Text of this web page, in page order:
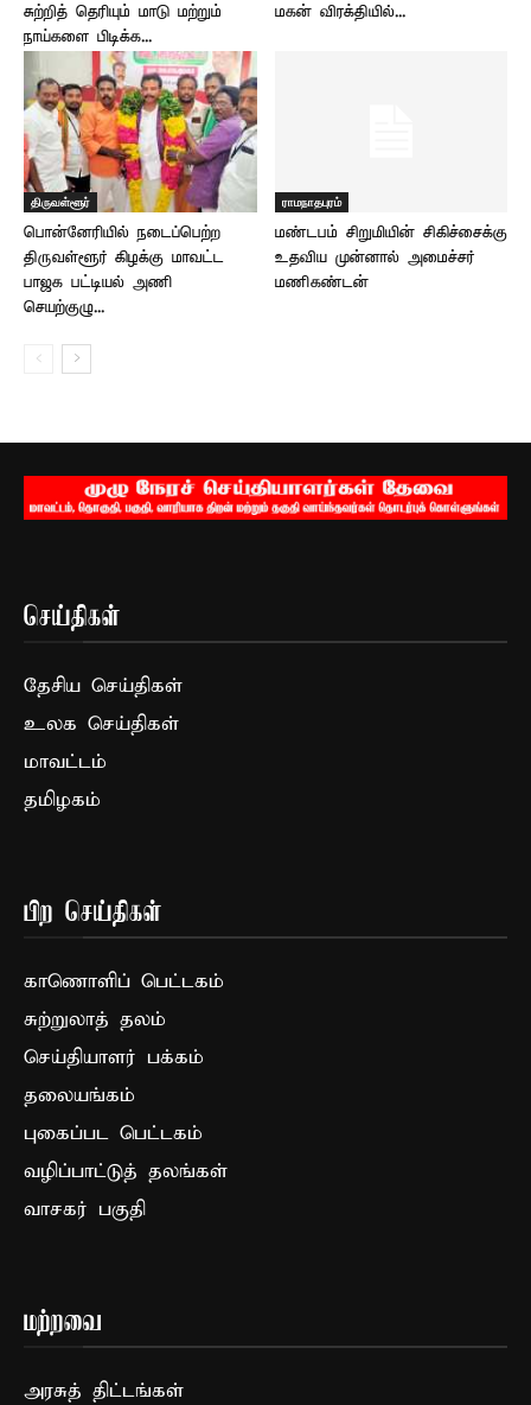
சுற்றித் தெரியும் மாடு மற்றும்
நாய்களை பிடிக்க...
மகன் விரக்தியில்...
திருவள்ளூர்
பொன்னேரியில் நடைப்பெற்ற
திருவள்ளூர் கிழக்கு மாவட்ட
பாஜக பட்டியல் அணி
செயற்குழு...
ராமநாதபுரம்
மண்டபம் சிறுமியின் சிகிச்சைக்கு
உதவிய முன்னால் அமைச்சர்
மணிகண்டன்
செய்திகள்
தேசிய செய்திகள்
உலக செய்திகள்
மாவட்டம்
தமிழகம்
பிற செய்திகள்
காணொளிப் பெட்டகம்
சுற்றுலாத் தலம்
செய்தியாளர் பக்கம்
தலையங்கம்
புகைப்பட பெட்டகம்
வழிப்பாட்டுத் தலங்கள்
வாசகர் பகுதி
மற்றவை
அரசுத் திட்டங்கள்